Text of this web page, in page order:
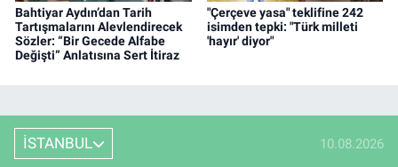
Bahtiyar Aydın’dan Tarih
Tartışmalarını Alevlendirecek
Sözler: “Bir Gecede Alfabe
Değişti” Anlatısına Sert İtiraz
"Çerçeve yasa" teklifine 242
isimden tepki: "Türk milleti
'hayır' diyor"
İSTANBUL 10.08.2026